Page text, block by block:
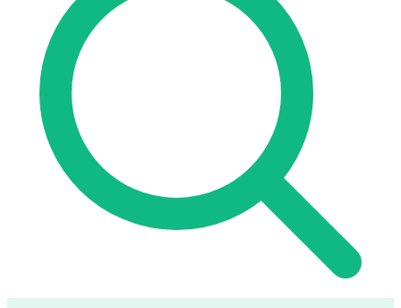
Consulenza SEO Studio Collegamenti Audit SEO
Consulenza SEO
Come funziona
Lingua
🇪🇸 ES
🇬🇧 EN
Accedi